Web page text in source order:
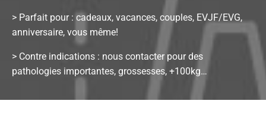
> Parfait pour : cadeaux, vacances, couples, EVJF/EVG,
anniversaire, vous même!
> Contre indications : nous contacter pour des
pathologies importantes, grossesses, +100kg…